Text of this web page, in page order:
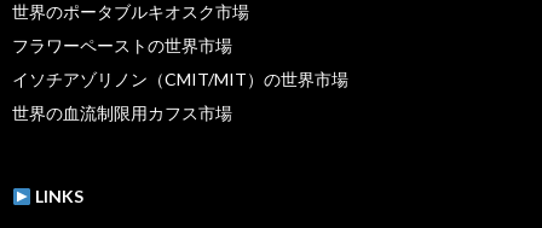
世界のポータブルキオスク市場
フラワーペーストの世界市場
イソチアゾリノン（CMIT/MIT）の世界市場
世界の血流制限用カフス市場
LINKS